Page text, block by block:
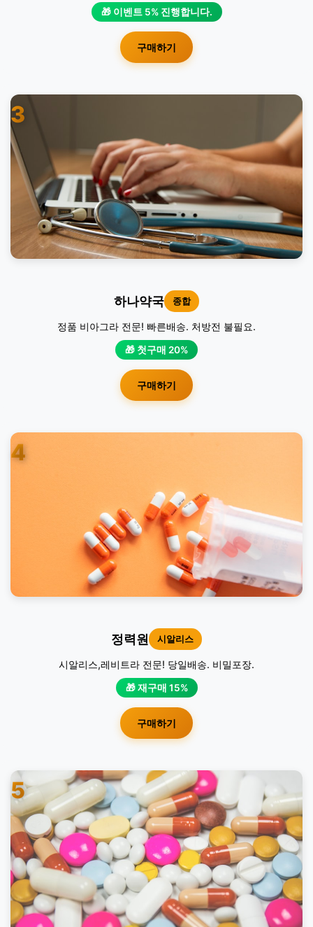
🎁 이벤트 5% 진행합니다.
구매하기
3
하나약국 종합
정품 비아그라 전문! 빠른배송. 처방전 불필요.
🎁 첫구매 20%
구매하기
4
정력원 시알리스
시알리스,레비트라 전문! 당일배송. 비밀포장.
🎁 재구매 15%
구매하기
5